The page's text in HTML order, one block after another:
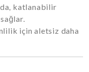
katlanabilir
için aletsiz daha